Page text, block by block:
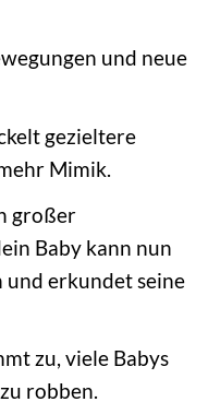
und neue
gezieltere
Mimik.
großer
Baby kann nun
und erkundet seine
zu, viele Babys
robben.